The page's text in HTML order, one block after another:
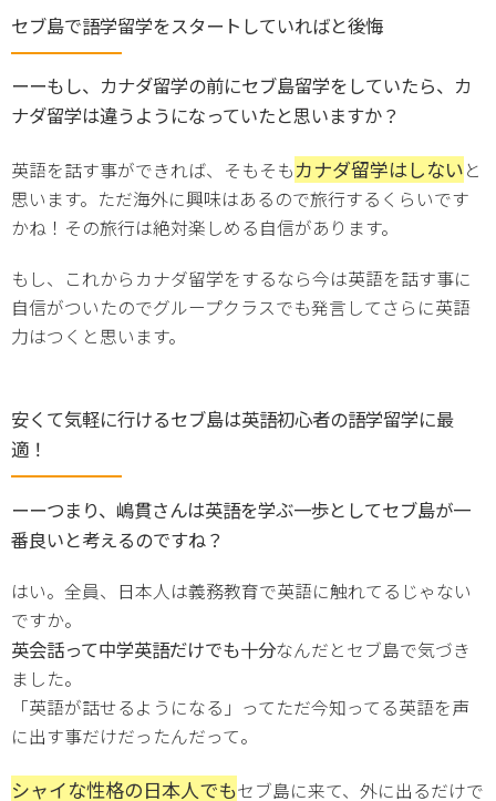
セブ島で語学留学をスタートしていればと後悔
ーーもし、カナダ留学の前にセブ島留学をしていたら、カ
ナダ留学は違うようになっていたと思いますか？
英語を話す事ができれば、そもそもカナダ留学はしないと
思います。ただ海外に興味はあるので旅行するくらいです
かね！その旅行は絶対楽しめる自信があります。
もし、これからカナダ留学をするなら今は英語を話す事に
自信がついたのでグループクラスでも発言してさらに英語
力はつくと思います。
安くて気軽に行けるセブ島は英語初心者の語学留学に最
適！
ーーつまり、嶋貫さんは英語を学ぶ一歩としてセブ島が一
番良いと考えるのですね？
はい。全員、日本人は義務教育で英語に触れてるじゃない
ですか。
英会話って中学英語だけでも十分なんだとセブ島で気づき
ました。
「英語が話せるようになる」ってただ今知ってる英語を声
に出す事だけだったんだって。
シャイな性格の日本人でもセブ島に来て、外に出るだけで